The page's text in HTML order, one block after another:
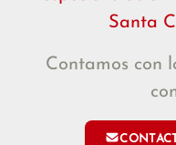
Santa
Contamos con